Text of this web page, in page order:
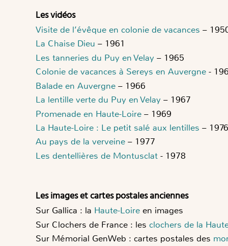
Les vidéos
Visite de l’évêque en colonie de vacances –
La Chaise Dieu – 1961
Les tanneries du Puy en Velay – 1965
Colonie de vacances à Sereys en Auvergne -
Balade en Auvergne – 1966
La lentille verte du Puy en Velay – 1967
Promenade en Haute-Loire – 1969
La Haute-Loire : Le petit salé aux lentilles – 1976
Au pays de la verveine – 1977
Les dentellières de Montusclat - 1978
Les images et cartes postales anciennes
Sur Gallica : la Haute-Loire en images
Sur Clochers de France : les clochers de la
Sur Mémorial GenWeb : cartes postales des